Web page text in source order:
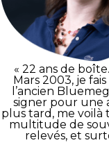
« 22 ans de
Mars 2003, je
l’ancien
signer pour une
plus tard, me voilà
multitude de
relevés, et